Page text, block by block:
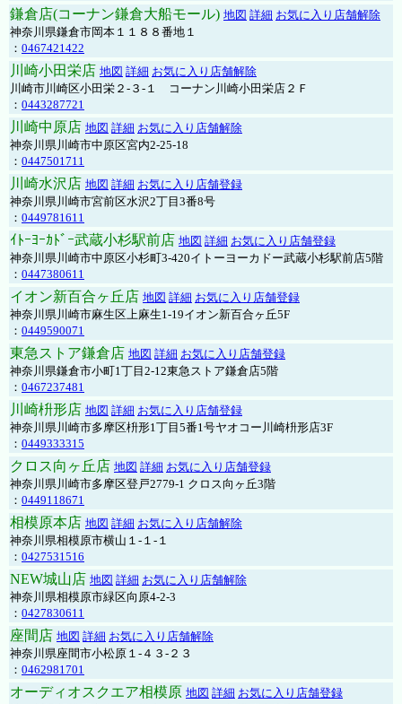
鎌倉店(コーナン鎌倉大船モール) 地図 詳細 お気に入り店舗解除
神奈川県鎌倉市岡本１１８８番地１
： 0467421422
川崎小田栄店 地図 詳細 お気に入り店舗解除
川崎市川崎区小田栄２‐３‐１ コーナン川崎小田栄店２Ｆ
： 0443287721
川崎中原店 地図 詳細 お気に入り店舗解除
神奈川県川崎市中原区宮内2-25-18
： 0447501711
川崎水沢店 地図 詳細 お気に入り店舗登録
神奈川県川崎市宮前区水沢2丁目3番8号
： 0449781611
ｲﾄｰﾖｰｶﾄﾞｰ武蔵小杉駅前店 地図 詳細 お気に入り店舗登録
神奈川県川崎市中原区小杉町3-420イトーヨーカドー武蔵小杉駅前店5階
： 0447380611
イオン新百合ヶ丘店 地図 詳細 お気に入り店舗登録
神奈川県川崎市麻生区上麻生1-19イオン新百合ヶ丘5F
： 0449590071
東急ストア鎌倉店 地図 詳細 お気に入り店舗登録
神奈川県鎌倉市小町1丁目2-12東急ストア鎌倉店5階
： 0467237481
川崎枡形店 地図 詳細 お気に入り店舗登録
神奈川県川崎市多摩区枡形1丁目5番1号ヤオコー川崎枡形店3F
： 0449333315
クロス向ヶ丘店 地図 詳細 お気に入り店舗登録
神奈川県川崎市多摩区登戸2779-1 クロス向ヶ丘3階
： 0449118671
相模原本店 地図 詳細 お気に入り店舗解除
神奈川県相模原市横山１-１-１
： 0427531516
NEW城山店 地図 詳細 お気に入り店舗解除
神奈川県相模原市緑区向原4-2-3
： 0427830611
座間店 地図 詳細 お気に入り店舗解除
神奈川県座間市小松原１-４３-２３
： 0462981701
オーディオスクエア相模原 地図 詳細 お気に入り店舗登録